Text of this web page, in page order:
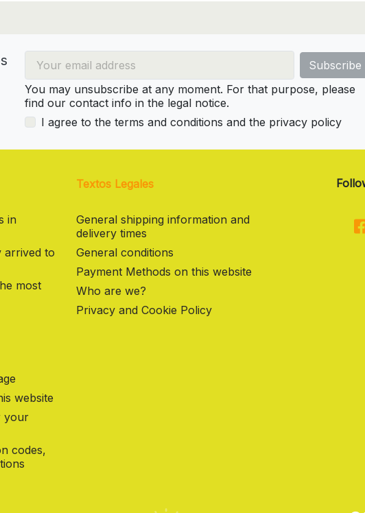
You may unsubscribe at any moment. For that purpose, please
find our contact info in the legal notice.
I agree to the terms and conditions and the privacy policy
in
arrived to
most
website
your
codes,
Textos Legales
General shipping information and
delivery times
General conditions
Payment Methods on this website
Who are we?
Privacy and Cookie Policy